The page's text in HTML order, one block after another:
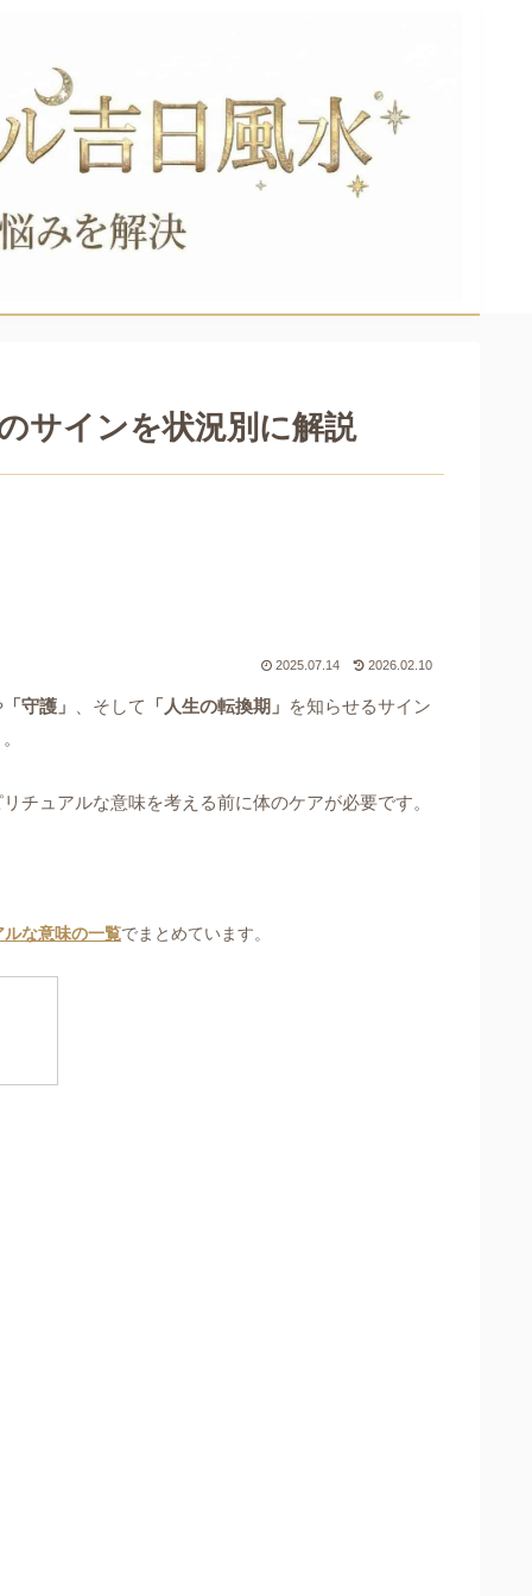
サインを状況別に解説
2025.07.14 2026.02.10
「守護」 、そして 「人生の転換期」 を知らせるサイン
チュアルな意味を考える前に体のケアが必要です。
な意味の一覧でまとめています。